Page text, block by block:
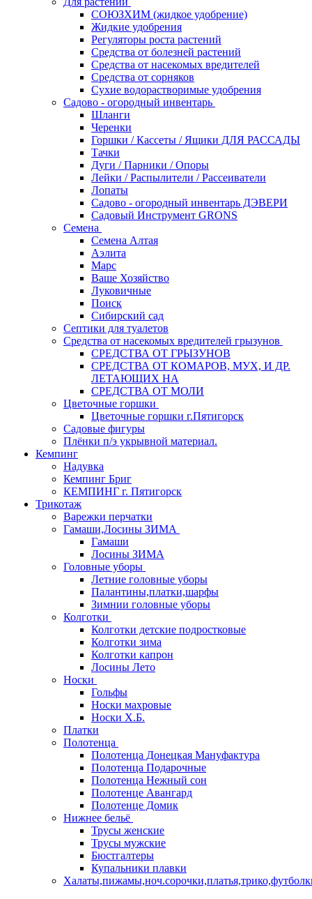
СОЮЗХИМ (жидкое удобрение)
Жидкие удобрения
Регуляторы роста растений
Средства от болезней растений
Средства от насекомых вредителей
Средства от сорняков
Сухие водорастворимые удобрения
Садово - огородный инвентарь
Шланги
Черенки
Горшки / Кассеты / Ящики ДЛЯ РАССАДЫ
Тачки
Дуги / Парники / Опоры
Лейки / Распылители / Рассеиватели
Лопаты
Садово - огородный инвентарь ДЭВЕРИ
Садовый Инструмент GRONS
Семена
Семена Алтая
Аэлита
Марс
Ваше Хозяйство
Луковичные
Поиск
Сибирский сад
Септики для туалетов
Средства от насекомых вредителей грызунов
СPEДСТВА ОТ ГРЫЗУНОВ
СРЕДСТВА ОТ КОМАРОВ, МУХ, И ДР.
ЛЕТАЮЩИХ НА
СРЕДСТВА ОТ МОЛИ
Цветочные горшки
Цветочные горшки г.Пятигорск
Садовые фигуры
Плёнки п/э укрывной материал.
Кемпинг
Надувка
Кемпинг Бриг
КЕМПИНГ г. Пятигорск
Трикотаж
Варежки перчатки
Гамаши,Лосины ЗИМА
Гамаши
Лосины ЗИМА
Головные уборы
Летние головные уборы
Палантины,платки,шарфы
Зимнии головные уборы
Колготки
Колготки детские подростковые
Колготки зима
Колготки капрон
Лосины Лето
Носки
Гольфы
Носки махровые
Носки Х.Б.
Платки
Полотенца
Полотенца Донецкая Мануфактура
Полотенца Подарочные
Полотенца Нежный сон
Полотенце Авангард
Полотенце Домик
Нижнее бельё
Трусы женские
Трусы мужские
Бюстгалтеры
Купальники плавки